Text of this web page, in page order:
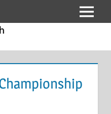
Menu